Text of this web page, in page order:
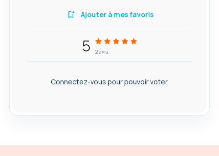
Ajouter à mes favoris
5 2avis
Connectez-vous pour pouvoir voter.